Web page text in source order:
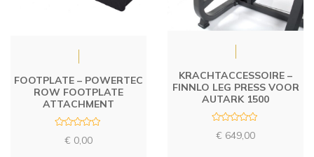
FOOTPLATE – POWERTEC
ROW FOOTPLATE
ATTACHMENT
€ 0,00
KRACHTACCESSOIRE –
FINNLO LEG PRESS VOOR
AUTARK 1500
a€ 649,00